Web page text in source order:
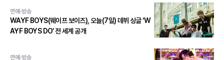
연예·방송
WAYF BOYS(웨이프 보이즈), 오늘(7일) 데뷔 싱글 ‘W
AYF BOYS DO’ 전 세계 공개
연예·방송